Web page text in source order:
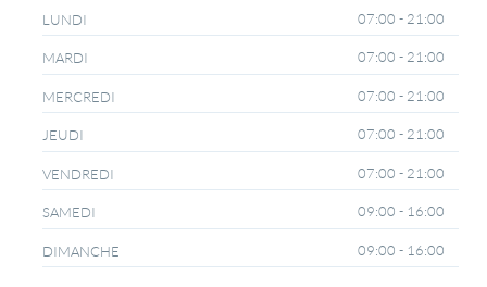
LUNDI 07:00 - 21:00
MARDI 07:00 - 21:00
MERCREDI 07:00 - 21:00
JEUDI 07:00 - 21:00
VENDREDI 07:00 - 21:00
SAMEDI 09:00 - 16:00
DIMANCHE 09:00 - 16:00